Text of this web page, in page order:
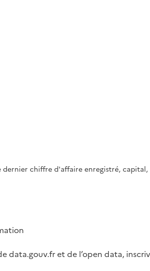
chiffre d'affaire enregistré,
data.gouv.fr et de l’open data,